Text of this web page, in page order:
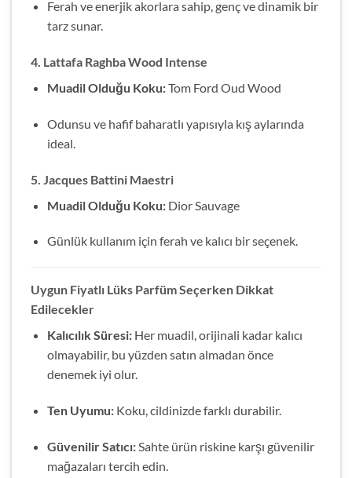
Ferah ve enerjik akorlara sahip, genç ve dinamik bir
tarz sunar.
4. Lattafa Raghba Wood Intense
Muadil Olduğu Koku:Tom Ford Oud Wood
Odunsu ve hafif baharatlı yapısıyla kış aylarında
ideal.
5. Jacques Battini Maestri
Muadil Olduğu Koku:Dior Sauvage
Günlük kullanım için ferah ve kalıcı bir seçenek.
Uygun Fiyatlı Lüks Parfüm Seçerken Dikkat
Edilecekler
Kalıcılık Süresi:Her muadil, orijinali kadar kalıcı
olmayabilir, bu yüzden satın almadan önce
denemek iyi olur.
Ten Uyumu:Koku, cildinizde farklı durabilir.
Güvenilir Satıcı:Sahte ürün riskine karşı güvenilir
mağazaları tercih edin.